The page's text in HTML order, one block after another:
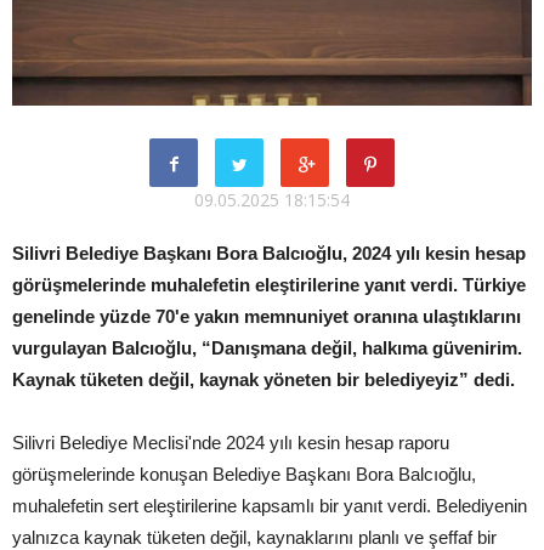
09.05.2025 18:15:54
Silivri Belediye Başkanı Bora Balcıoğlu, 2024 yılı kesin hesap
görüşmelerinde muhalefetin eleştirilerine yanıt verdi. Türkiye
genelinde yüzde 70'e yakın memnuniyet oranına ulaştıklarını
vurgulayan Balcıoğlu, “Danışmana değil, halkıma güvenirim.
Kaynak tüketen değil, kaynak yöneten bir belediyeyiz” dedi.
Silivri Belediye Meclisi'nde 2024 yılı kesin hesap raporu
görüşmelerinde konuşan Belediye Başkanı Bora Balcıoğlu,
muhalefetin sert eleştirilerine kapsamlı bir yanıt verdi. Belediyenin
yalnızca kaynak tüketen değil, kaynaklarını planlı ve şeffaf bir